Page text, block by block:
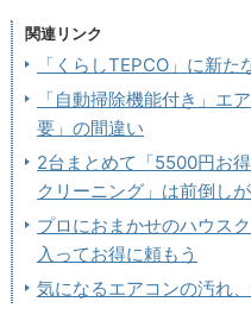
関連リンク
「くらしTEPCO」に新
「自動掃除機能付き」エ
要」の間違い
2台まとめて「5500円お
クリーニング」は前倒し
プロにおまかせのハウス
入ってお得に頼もう
気になるエアコンの汚れ